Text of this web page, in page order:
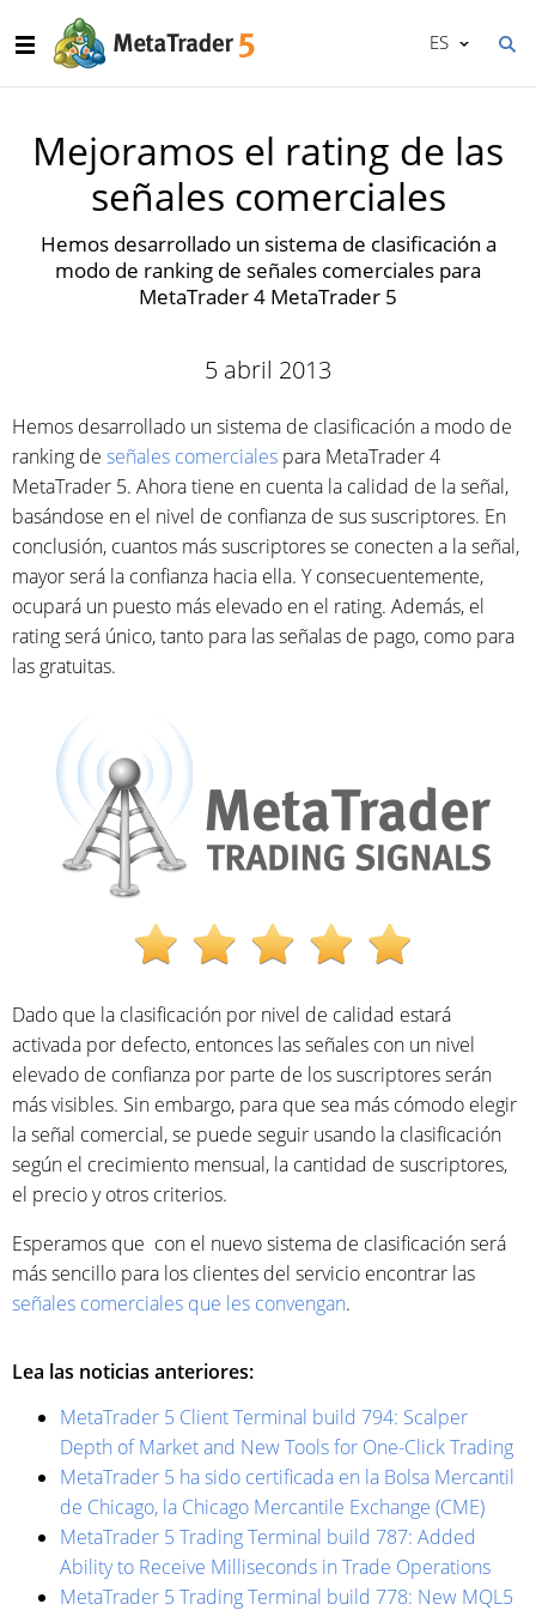
ES
Mejoramos el rating de las
señales comerciales
Hemos desarrollado un sistema de clasificación a
modo de ranking de señales comerciales para
MetaTrader 4 MetaTrader 5
5 abril 2013
Hemos desarrollado un sistema de clasificación a modo de
ranking de señales comerciales para MetaTrader 4
MetaTrader 5. Ahora tiene en cuenta la calidad de la señal,
basándose en el nivel de confianza de sus suscriptores. En
conclusión, cuantos más suscriptores se conecten a la señal,
mayor será la confianza hacia ella. Y consecuentemente,
ocupará un puesto más elevado en el rating. Además, el
rating será único, tanto para las señalas de pago, como para
las gratuitas.
Dado que la clasificación por nivel de calidad estará
activada por defecto, entonces las señales con un nivel
elevado de confianza por parte de los suscriptores serán
más visibles. Sin embargo, para que sea más cómodo elegir
la señal comercial, se puede seguir usando la clasificación
según el crecimiento mensual, la cantidad de suscriptores,
el precio y otros criterios.
Esperamos que con el nuevo sistema de clasificación será
más sencillo para los clientes del servicio encontrar las
señales comerciales que les convengan.
Lea las noticias anteriores:
MetaTrader 5 Client Terminal build 794: Scalper
Depth of Market and New Tools for One-Click Trading
MetaTrader 5 ha sido certificada en la Bolsa Mercantil
de Chicago, la Chicago Mercantile Exchange (CME)
MetaTrader 5 Trading Terminal build 787: Added
Ability to Receive Milliseconds in Trade Operations
MetaTrader 5 Trading Terminal build 778: New MQL5